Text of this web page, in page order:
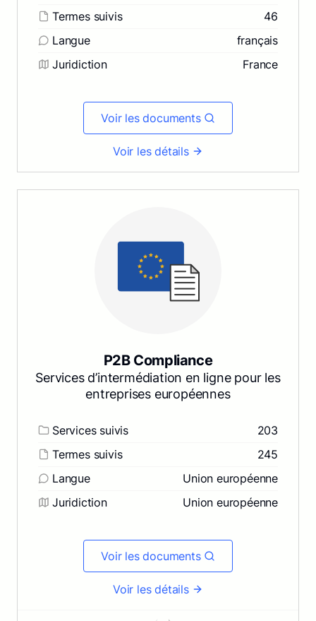
Termes suivis
46
Langue
français
Juridiction
France
Voir les documents
Voir les détails
P2B Compliance
Services d’intermédiation en ligne pour les
entreprises européennes
Services suivis
203
Termes suivis
245
Langue
Union européenne
Juridiction
Union européenne
Voir les documents
Voir les détails